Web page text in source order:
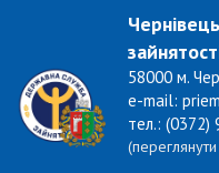
58000 м.
e-mail:
тел.: (0372)
(переглянути